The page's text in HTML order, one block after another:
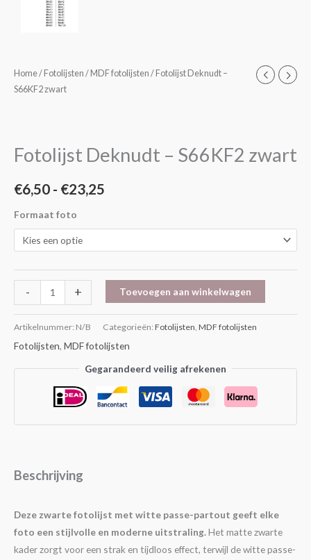
Home/ Fotolijsten / MDF fotolijsten / Fotolijst Deknudt –
S66KF2 zwart
Fotolijst Deknudt – S66KF2 zwart
€6,50 - €23,25
Prijsklasse:
€23,25
Formaat foto
-
Fotolijst
Deknudt
aantal
+ Toevoegen aan winkelwagen
Artikelnummer: N/B Categorieën: Fotolijsten MDF fotolijsten
Fotolijsten, MDF fotolijsten
Gegarandeerd veilig afrekenen
Beschrijving
Deze zwarte fotolijst met witte passe-partout geeft elke
foto een stijlvolle en moderne uitstraling.Het matte zwarte
kader zorgt voor een strak en tijdloos effect, terwijl de witte passe-